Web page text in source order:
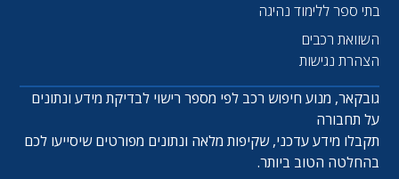
בתי ספר ללימוד נהיגה
השוואת רכבים
הצהרת נגישות
גובקאר, מנוע חיפוש רכב לפי מספר רישוי לבדיקת מידע ונתונים
על תחבורה
תקבלו מידע עדכני, שקיפות מלאה ונתונים מפורטים שיסייעו לכם
בהחלטה הטוב ביותר.